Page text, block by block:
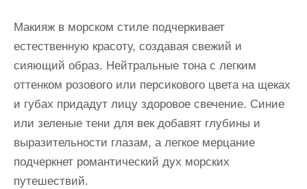
Макияж в морском стиле подчеркивает
естественную красоту, создавая свежий и
сияющий образ. Нейтральные тона с легким
оттенком розового или персикового цвета на щеках
и губах придадут лицу здоровое свечение. Синие
или зеленые тени для век добавят глубины и
выразительности глазам, а легкое мерцание
подчеркнет романтический дух морских
путешествий.